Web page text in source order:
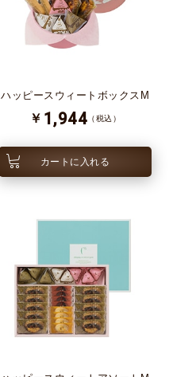
ハッピースウィートボックスM
￥ 1,944 （税込）
カートに入れる